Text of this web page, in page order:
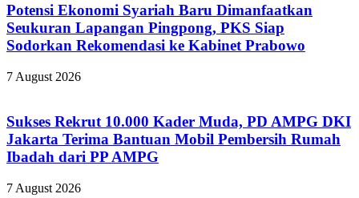
Potensi Ekonomi Syariah Baru Dimanfaatkan
Seukuran Lapangan Pingpong, PKS Siap
Sodorkan Rekomendasi ke Kabinet Prabowo
7 August 2026
Sukses Rekrut 10.000 Kader Muda, PD AMPG DKI
Jakarta Terima Bantuan Mobil Pembersih Rumah
Ibadah dari PP AMPG
7 August 2026